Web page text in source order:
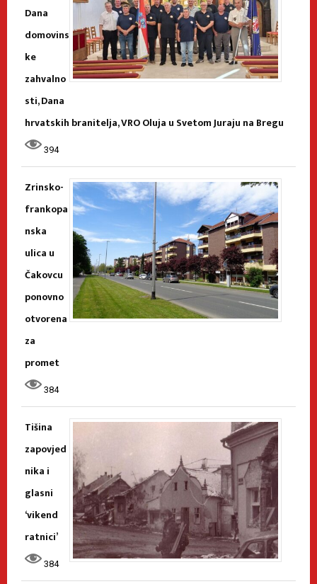
Dana
domovins
ke
zahvalno
sti, Dana
hrvatskih branitelja, VRO Oluja u Svetom Juraju na Bregu
394
Zrinsko-
frankopa
nska
ulica u
Čakovcu
ponovno
otvorena
za
promet
384
Tišina
zapovjed
nika i
glasni
‘vikend
ratnici’
384